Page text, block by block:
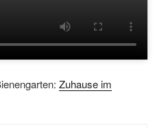
Zuhause im